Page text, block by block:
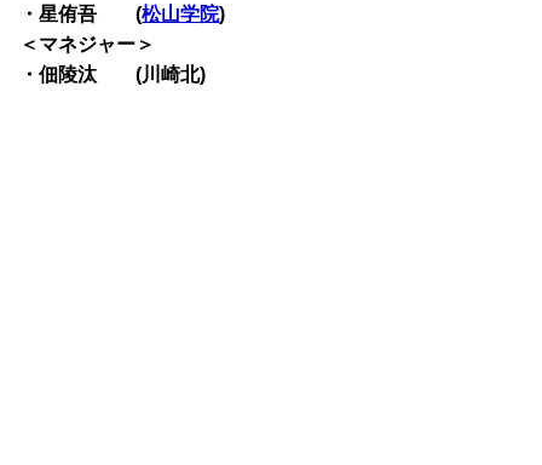
・星侑吾 (松山学院)
＜マネジャー＞
・佃陵汰 (川崎北)